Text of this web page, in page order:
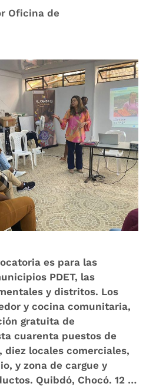
Oficina de
es para las
PDET, las
y distritos. Los
y cocina comunitaria,
gratuita de
cuarenta puestos de
diez locales comerciales,
y zona de cargue y
Quibdó, Chocó. 12 …